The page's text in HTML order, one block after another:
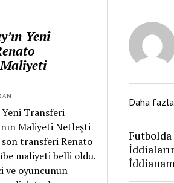
Yeni
Maliyeti
Yeni Transferi
Maliyeti Netleşti
son transferi Renato
maliyeti belli oldu.
ve oyuncunun
Daha fazla
Futbolda